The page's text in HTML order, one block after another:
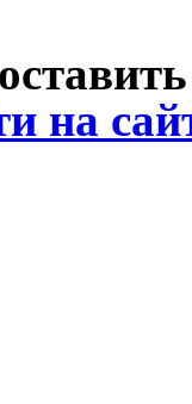
на